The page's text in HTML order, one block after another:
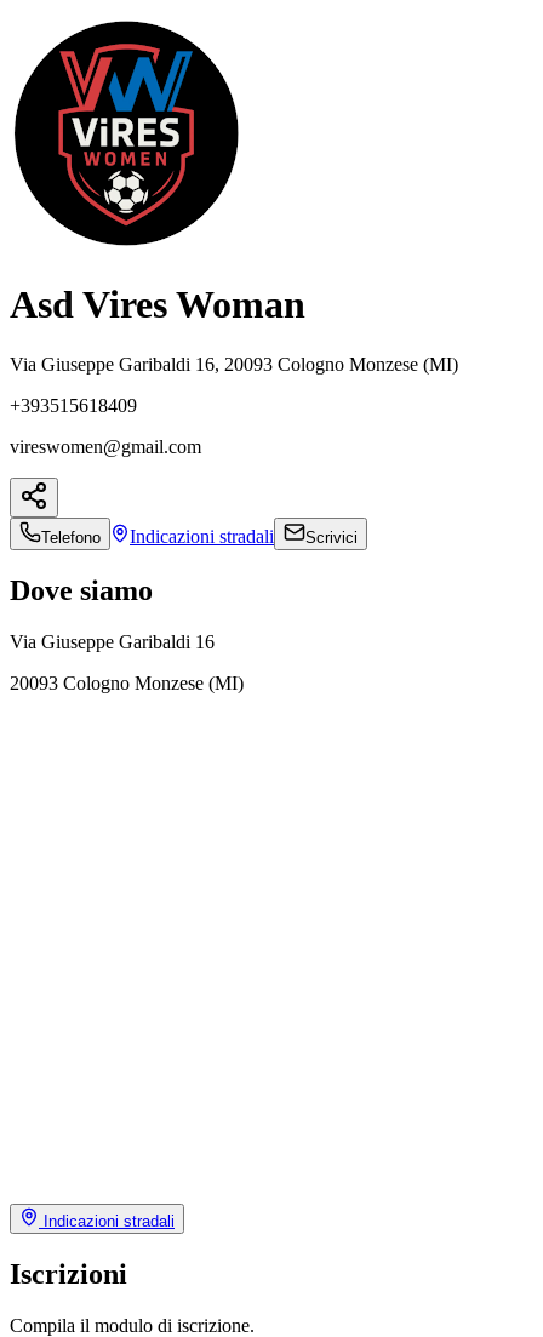
Asd Vires Woman
Via Giuseppe Garibaldi 16, 20093 Cologno Monzese (MI)
+393515618409
vireswomen@gmail.com
Telefono Indicazioni stradali Scrivici
Dove siamo
Via Giuseppe Garibaldi 16
20093 Cologno Monzese (MI)
Indicazioni stradali
Iscrizioni
Compila il modulo di iscrizione.